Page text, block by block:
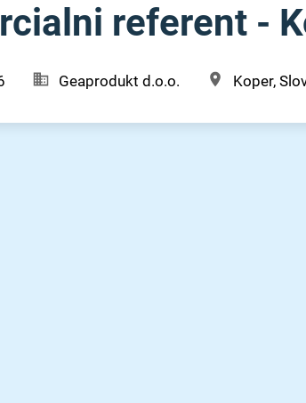
referent -
Geaprodukt d.o.o. Koper,